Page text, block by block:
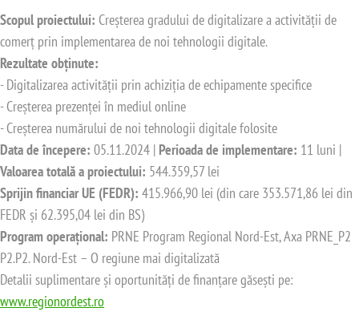
Scopul proiectului: Creșterea gradului de digitalizare a activității de
comerț prin implementarea de noi tehnologii digitale.
Rezultate obținute:
- Digitalizarea activității prin achiziția de echipamente specifice
- Creșterea prezenței în mediul online
- Creșterea numărului de noi tehnologii digitale folosite
Data de începere: 05.11.2024 | Perioada de implementare: 11 luni |
Valoarea totală a proiectului: 544.359,57 lei
Sprijin financiar UE (FEDR): 415.966,90 lei (din care 353.571,86 lei din
FEDR și 62.395,04 lei din BS)
Program operațional: PRNE Program Regional Nord-Est, Axa PRNE_P2
P2.P2. Nord-Est – O regiune mai digitalizată
Detalii suplimentare și oportunități de finanțare găsești pe:
www.regionordest.ro